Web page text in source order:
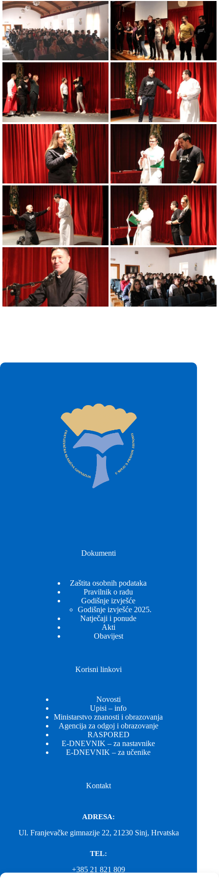
Dokumenti
Zaštita osobnih podataka
Pravilnik o radu
Godišnje izvješće
Godišnje izvješće 2025.
Natječaji i ponude
Akti
Obavijest
Korisni linkovi
Novosti
Upisi – info
Ministarstvo znanosti i obrazovanja
Agencija za odgoj i obrazovanje
RASPORED
E-DNEVNIK – za nastavnike
E-DNEVNIK – za učenike
Kontakt
ADRESA:
Ul. Franjevačke gimnazije 22, 21230 Sinj, Hrvatska
TEL:
+385 21 821 809